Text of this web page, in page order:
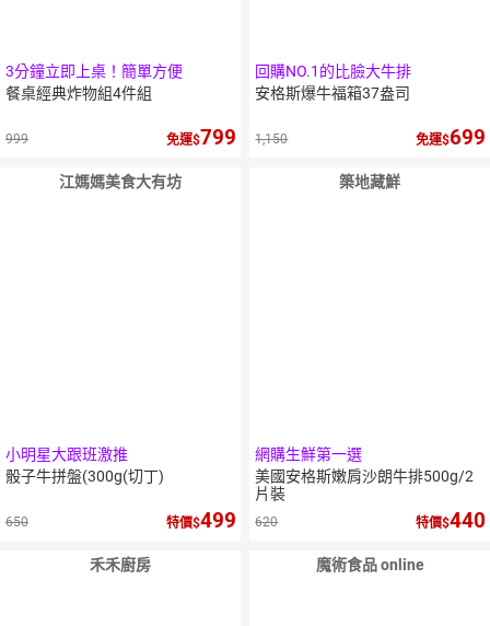
3分鐘立即上桌！簡單方便
餐桌經典炸物組4件組
999 免運 799
回購NO.1的比臉大牛排
安格斯爆牛福箱37盎司
1,150 免運 699
江媽媽美食大有坊
小明星大跟班激推
骰子牛拼盤(300g(切丁)
650 特價 499
築地藏鮮
網購生鮮第一選
美國安格斯嫩肩沙朗牛排500g/2
片裝
620 特價 440
禾禾廚房 魔術食品 online